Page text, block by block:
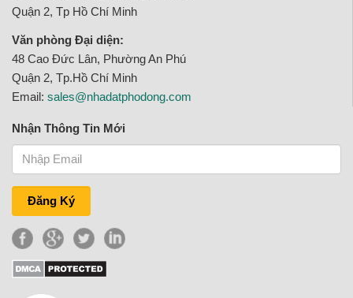
Quận 2, Tp Hồ Chí Minh
Văn phòng Đại diện:
48 Cao Đức Lân, Phường An Phú
Quận 2, Tp.Hồ Chí Minh
Email: sales@nhadatphodong.com
Nhận Thông Tin Mới
Đăng Ký